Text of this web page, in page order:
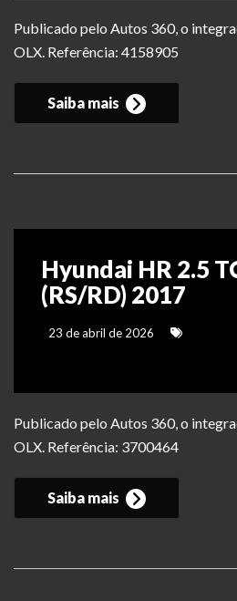
Publicado pelo Autos 360, o
OLX. Referência: 4158905
Saiba mais
Hyundai HR 2.5
(RS/RD) 2017
23 de abril de 2026
Publicado pelo Autos 360, o
OLX. Referência: 3700464
Saiba mais